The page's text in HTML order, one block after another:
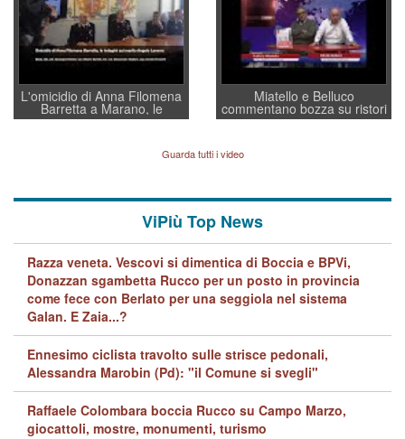
L'omicidio di Anna Filomena
Barretta a Marano, le
indagini dei carabinieri di
Lavarra: più avvincenti di
quelle di... Barbara D'Urso
Miatello e Belluco
commentano bozza su ristori
BPVi e Veneto Banca
Guarda tutti i video
ViPiù Top News
Razza veneta. Vescovi si dimentica di Boccia e BPVi,
Donazzan sgambetta Rucco per un posto in provincia
come fece con Berlato per una seggiola nel sistema
Galan. E Zaia...?
Ennesimo ciclista travolto sulle strisce pedonali,
Alessandra Marobin (Pd): "il Comune si svegli"
Raffaele Colombara boccia Rucco su Campo Marzo,
giocattoli, mostre, monumenti, turismo